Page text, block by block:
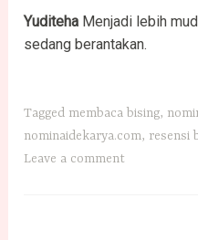
Yuditeha Menjadi lebih
sedang berantakan.
Tagged membaca bising,
nominaidekarya.com, resensi
Leave a comment